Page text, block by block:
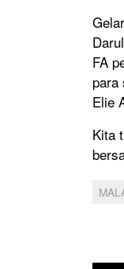
FA
para
Elie
Kita